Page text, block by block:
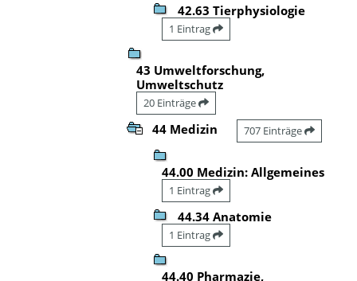
42.63 Tierphysiologie
1 Eintrag
43 Umweltforschung,
Umweltschutz
20 Einträge
44 Medizin 707 Einträge
44.00 Medizin: Allgemeines
1 Eintrag
44.34 Anatomie
1 Eintrag
44.40 Pharmazie,